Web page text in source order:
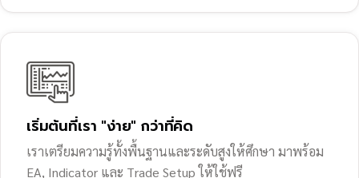
เริ่มต้นที่เรา "ง่าย" กว่าที่คิด
เราเตรียมความรู้ทั้งพื้นฐานและระดับสูงให้ศึกษา มาพร้อม
EA, Indicator และ Trade Setup ให้ใช้ฟรี